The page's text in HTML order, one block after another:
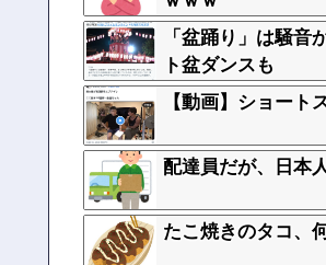
「盆踊り」は騒
ト盆ダンスも
【動画】ショート
配達員だが、日本
たこ焼きのタコ、